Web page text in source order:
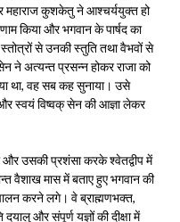
महाराज कुशकेतु ने आश्चर्ययुक्त हो
किया और भगवान के पार्षद का
से उनकी स्तुति तथा वैभवों से
ने अत्यन्त प्रसन्न होकर राजा को
था, वह सब कह सुनाया। उसे
स्वयं विष्वक् सेन की आज्ञा लेकर
उसकी प्रशंसा करके श्वेतद्वीप में
वैशाख मास में बताए हुए भगवान की
पालन करने लगे। वे ब्राह्मणभक्त,
दयालु और संपूर्ण यज्ञों की दीक्षा में